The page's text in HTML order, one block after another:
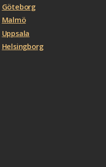
Göteborg
Malmö
Uppsala
Helsingborg